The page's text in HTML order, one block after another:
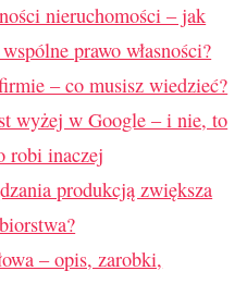
nieruchomości – jak
prawo własności?
– co musisz wiedzieć?
wyżej w Google – i nie, to
robi inaczej
produkcją zwiększa
– opis, zarobki,